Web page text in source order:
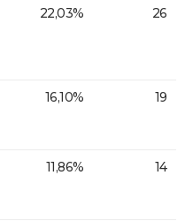
22,03% 26
16,10% 19
11,86% 14